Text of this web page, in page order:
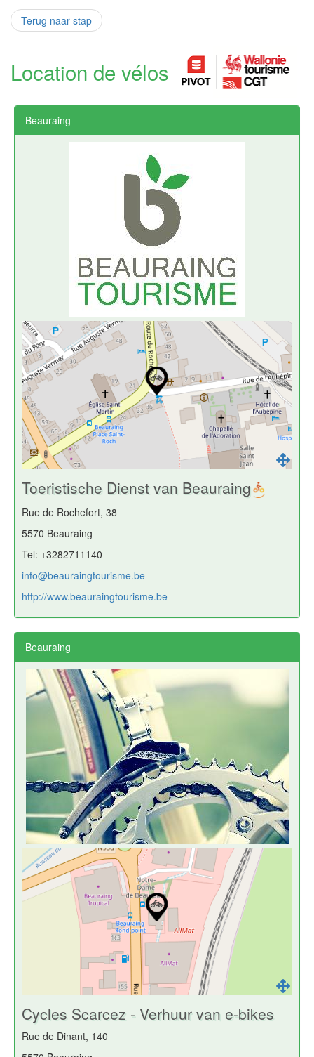
Terug naar stap
Location de vélos
Beauraing
Toeristische Dienst van Beauraing
Rue de Rochefort, 38
5570 Beauraing
Tel: +3282711140
info@beauraingtourisme.be
http://www.beauraingtourisme.be
Beauraing
Cycles Scarcez - Verhuur van e-bikes
Rue de Dinant, 140